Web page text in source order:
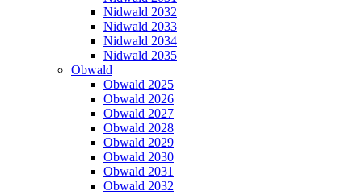
Nidwald 2032
Nidwald 2033
Nidwald 2034
Nidwald 2035
Obwald
Obwald 2025
Obwald 2026
Obwald 2027
Obwald 2028
Obwald 2029
Obwald 2030
Obwald 2031
Obwald 2032